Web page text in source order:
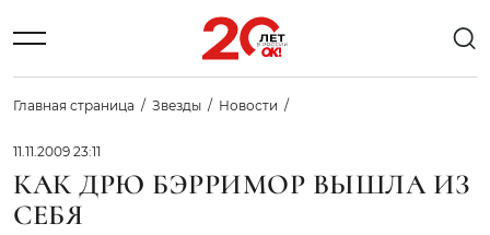
Главная страница Звезды Новости
11.11.2009 23:11
КАК ДРЮ БЭРРИМОР ВЫШЛА ИЗ
СЕБЯ